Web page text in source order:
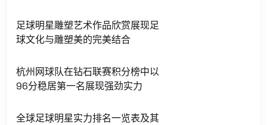
足球明星雕塑艺术作品欣赏展现足
球文化与雕塑美的完美结合
杭州网球队在钻石联赛积分榜中以
96分稳居第一名展现强劲实力
全球足球明星实力排名一览表及其